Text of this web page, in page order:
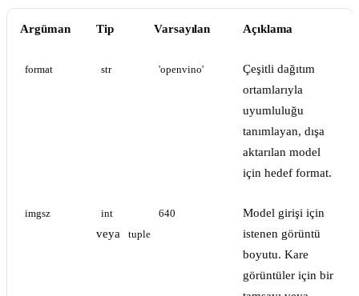
Argüman Tip Varsayılan Açıklama
format str 'openvino'
Çeşitli dağıtım
ortamlarıyla
uyumluluğu
tanımlayan, dışa
aktarılan model
için hedef format.
imgsz int
veya tuple
640
Model girişi için
istenen görüntü
boyutu. Kare
görüntüler için bir